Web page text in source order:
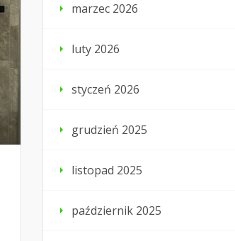
marzec 2026
luty 2026
styczeń 2026
grudzień 2025
listopad 2025
październik 2025